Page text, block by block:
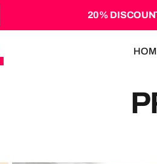
20%